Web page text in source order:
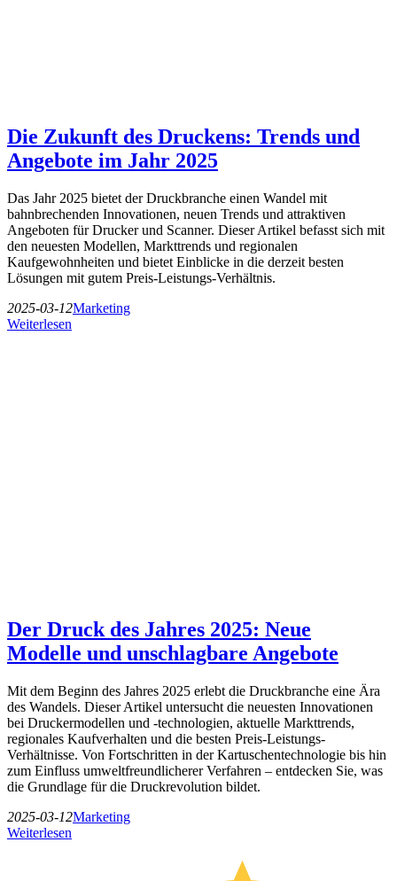
Die Zukunft des Druckens: Trends und
Angebote im Jahr 2025
Das Jahr 2025 bietet der Druckbranche einen Wandel mit
bahnbrechenden Innovationen, neuen Trends und attraktiven
Angeboten für Drucker und Scanner. Dieser Artikel befasst sich mit
den neuesten Modellen, Markttrends und regionalen
Kaufgewohnheiten und bietet Einblicke in die derzeit besten
Lösungen mit gutem Preis-Leistungs-Verhältnis.
2025-03-12Marketing
Weiterlesen
Der Druck des Jahres 2025: Neue
Modelle und unschlagbare Angebote
Mit dem Beginn des Jahres 2025 erlebt die Druckbranche eine Ära
des Wandels. Dieser Artikel untersucht die neuesten Innovationen
bei Druckermodellen und -technologien, aktuelle Markttrends,
regionales Kaufverhalten und die besten Preis-Leistungs-
Verhältnisse. Von Fortschritten in der Kartuschentechnologie bis hin
zum Einfluss umweltfreundlicherer Verfahren – entdecken Sie, was
die Grundlage für die Druckrevolution bildet.
2025-03-12Marketing
Weiterlesen